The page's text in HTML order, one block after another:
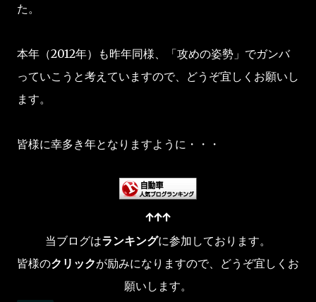
た。
本年（2012年）も昨年同様、「攻めの姿勢」でガンバ
っていこうと考えていますので、どうぞ宜しくお願いし
ます。
皆様に幸多き年となりますように・・・
↑↑↑
当ブログはランキングに参加しております。
皆様のクリックが励みになりますので、どうぞ宜しくお
願いします。